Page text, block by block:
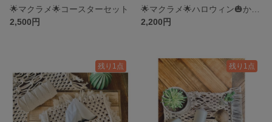
🌟マクラメ🌟コースターセット
2,500円
2,200円
残り1点 残り1点